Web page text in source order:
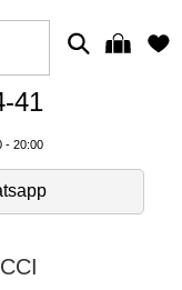
41
- 20:00